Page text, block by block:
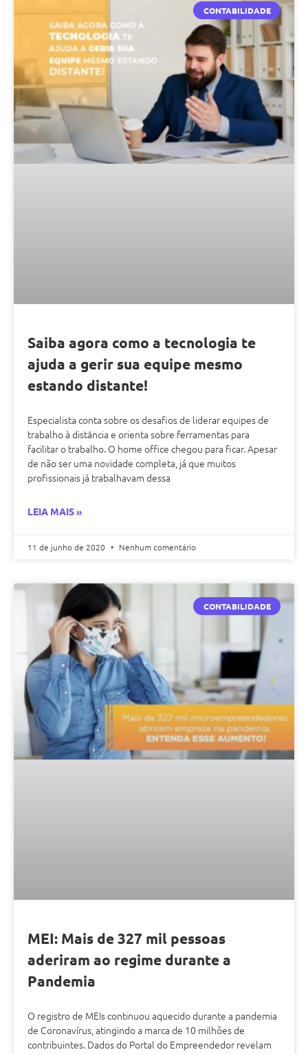
CONTABILIDADE
Saiba agora como a tecnologia te
ajuda a gerir sua equipe mesmo
estando distante!
Especialista conta sobre os desafios de liderar equipes de
trabalho à distância e orienta sobre ferramentas para
facilitar o trabalho. O home office chegou para ficar. Apesar
de não ser uma novidade completa, já que muitos
profissionais já trabalhavam dessa
LEIA MAIS »
11 de junho de 2020 Nenhum comentário
CONTABILIDADE
MEI: Mais de 327 mil pessoas
aderiram ao regime durante a
Pandemia
O registro de MEIs continuou aquecido durante a pandemia
de Coronavírus, atingindo a marca de 10 milhões de
contribuintes. Dados do Portal do Empreendedor revelam